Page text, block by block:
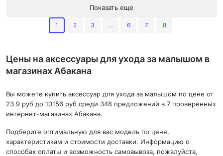
Показать еще
1 2 3 ... 6 7 8
Цены на аксессуары для ухода за малышом в
магазинах Абакана
Вы можете купить аксессуар для ухода за малышом по цене от
23.9 руб до 10156 руб среди 348 предложений в 7 проверенных
интернет-магазинах Абакана.
Подберите оптимальную для вас модель по цене,
характеристикам и стоимости доставки. Информацию о
способах оплаты и возможность самовывоза, пожалуйста,